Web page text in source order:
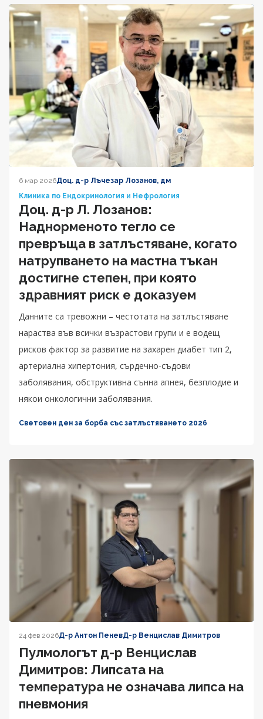
6 мар 2026Доц. д-р Лъчезар Лозанов, дм
Клиника по Ендокринология и Нефрология
Доц. д-р Л. Лозанов:
Наднорменото тегло се
превръща в затлъстяване, когато
натрупването на мастна тъкан
достигне степен, при която
здравният риск е доказуем
Данните са тревожни – честотата на затлъстяване
нараства във всички възрастови групи и е водещ
рисков фактор за развитие на захарен диабет тип 2,
артериална хипертония, сърдечно-съдови
заболявания, обструктивна сънна апнея, безплодие и
някои онкологични заболявания.
Световен ден за борба със затлъстяването 2026
24 фев 2026Д-р Антон ПеневД-р Венцислав Димитров
Пулмологът д-р Венцислав
Димитров: Липсата на
температура не означава липса на
пневмония